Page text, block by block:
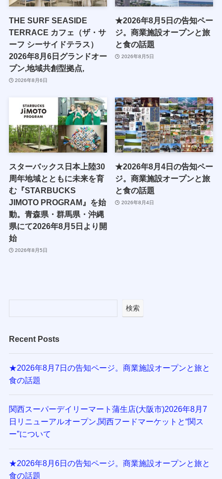
THE SURF SEASIDE
TERRACE カフェ（ザ・サ
ーフ シーサイドテラス）
2026年8月6日グランドオー
プン,地域共創型拠点,
2026年8月6日
★2026年8月5日の告知ペー
ジ。商業施設オープンと旅
と食の話題
2026年8月5日
スターバックス日本上陸30
周年地域とともに未来を育
む『STARBUCKS
JIMOTO PROGRAM』を始
動。青森県・群馬県・沖縄
県にて2026年8月5日より開
始
2026年8月5日
★2026年8月4日の告知ペー
ジ。商業施設オープンと旅
と食の話題
2026年8月4日
検索
Recent Posts
★2026年8月7日の告知ページ。商業施設オープンと旅と
食の話題
関西スーパーデイリーマート蒲生店(大阪市)2026年8月7
日リニューアルオープン,関西フードマーケットと“関ス
ー”について
★2026年8月6日の告知ページ。商業施設オープンと旅と
食の話題